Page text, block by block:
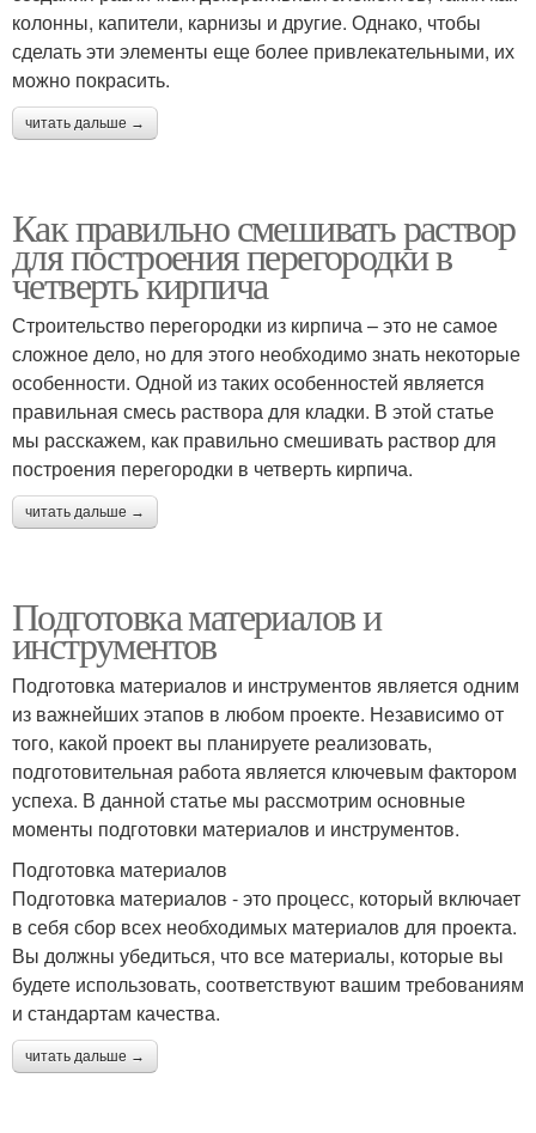
колонны, капители, карнизы и другие. Однако, чтобы
сделать эти элементы еще более привлекательными, их
можно покрасить.
читать дальше →
Как правильно смешивать раствор
для построения перегородки в
четверть кирпича
Строительство перегородки из кирпича – это не самое
сложное дело, но для этого необходимо знать некоторые
особенности. Одной из таких особенностей является
правильная смесь раствора для кладки. В этой статье
мы расскажем, как правильно смешивать раствор для
построения перегородки в четверть кирпича.
читать дальше →
Подготовка материалов и
инструментов
Подготовка материалов и инструментов является одним
из важнейших этапов в любом проекте. Независимо от
того, какой проект вы планируете реализовать,
подготовительная работа является ключевым фактором
успеха. В данной статье мы рассмотрим основные
моменты подготовки материалов и инструментов.
Подготовка материалов
Подготовка материалов - это процесс, который включает
в себя сбор всех необходимых материалов для проекта.
Вы должны убедиться, что все материалы, которые вы
будете использовать, соответствуют вашим требованиям
и стандартам качества.
читать дальше →